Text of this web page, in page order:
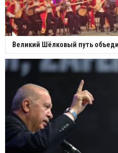
Великий Шёлковый путь